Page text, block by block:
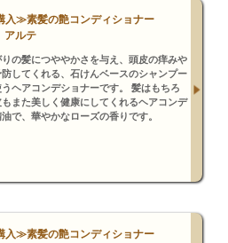
入≫素髪の艶コンディショナー
ルテ
の髪につややかさを与え、頭皮の痒みや
防してくれる、石けんベースのシャンプー
ヘアコンデショナーです。 髪はもちろ
もまた美しく健康にしてくれるヘアコンデ
で、華やかなローズの香りです。
入≫素髪の艶コンディショナー